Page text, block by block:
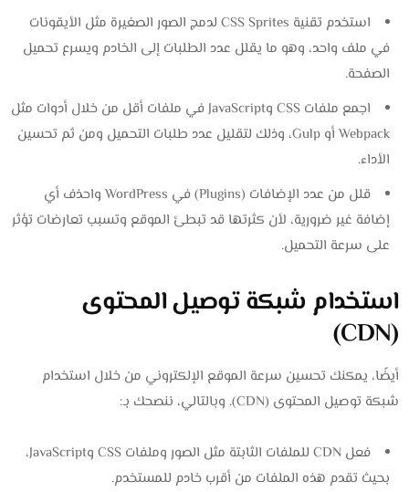
استخدم تقنية CSS Sprites لدمج الصور الصغيرة مثل الأيقونات
في ملف واحد، وهو ما يقلل عدد الطلبات إلى الخادم ويسرع تحميل
الصفحة.
اجمع ملفات CSS وJavaScript في ملفات أقل من خلال أدوات مثل
Webpack أو Gulp، وذلك لتقليل عدد طلبات التحميل ومن ثم تحسين
الأداء.
قلل من عدد الإضافات (Plugins) في WordPress واحذف أي
إضافة غير ضرورية، لأن كثرتها قد تبطئ الموقع وتسبب تعارضات تؤثر
على سرعة التحميل.
استخدام شبكة توصيل المحتوى
(CDN)
أيضًا، يمكنك تحسين سرعة الموقع الإلكتروني من خلال استخدام
شبكة توصيل المحتوى (CDN). وبالتالي، ننصحك بـ:
فعل CDN للملفات الثابتة مثل الصور وملفات CSS وJavaScript،
بحيث تقدم هذه الملفات من أقرب خادم للمستخدم.